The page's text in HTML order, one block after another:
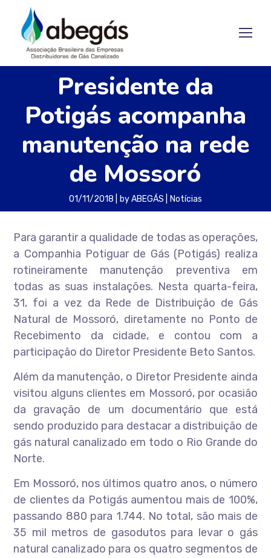
Presidente da
Potigás acompanha
manutenção na rede
de Mossoró
01/11/2018 byABEGÁS Notícias
Para garantir a qualidade de todas as operações,
a Companhia Potiguar de Gás (Potigás) realiza
rotineiramente manutenção preventiva em
todas as suas instalações. Nesta quarta-feira,
31, foi a vez da Rede de Distribuição de Gás
Natural de Mossoró, diretamente no Ponto de
Recebimento da cidade, e contou com a
participação do Diretor Presidente Beto Santos.
Além da manutenção, o Diretor Presidente ainda
visitou alguns clientes em Mossoró, por ocasião
da gravação de um documentário que está
sendo produzido para destacar a distribuição de
gás natural canalizado em todo o Rio Grande do
Norte.
Em Mossoró, nos últimos quatro anos, o número
de clientes da Potigás aumentou mais de 100%,
passando 880 para 1.744. No total, são mais de
35 mil metros de gasodutos para levar o gás
natural canalizado para os quatro segmentos de